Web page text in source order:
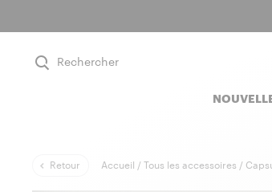
Rechercher
Retour Accueil / Tous les accessoires /